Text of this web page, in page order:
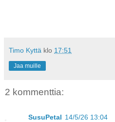
Timo Kyttä klo 17:51
Jaa muille
2 kommenttia:
SusuPetal 14/5/26 13:04